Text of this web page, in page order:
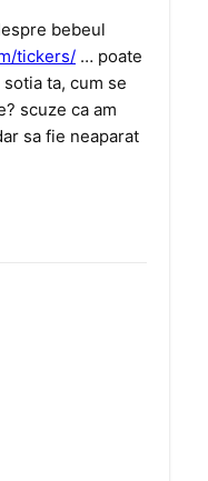
bebeul
tickers/ … poate
ta, cum se
scuze ca am
sa fie neaparat